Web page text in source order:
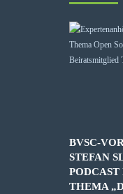
BVSC-
STEFAN
THEMA